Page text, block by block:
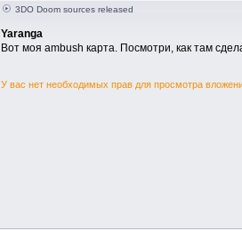
3DO Doom sources released
Yaranga
Вот моя ambush карта. Посмотри, как там
У вас нет необходимых прав для просмотра